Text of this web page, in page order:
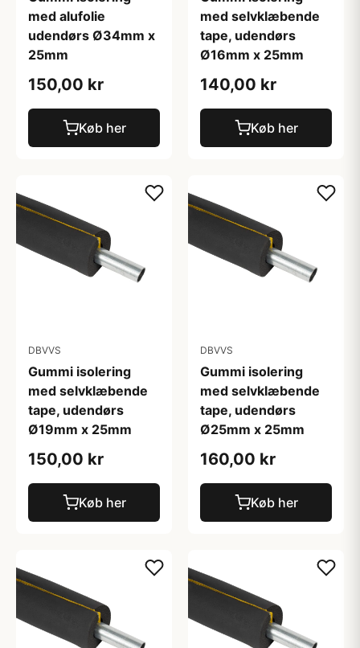
med alufolie
udendørs Ø34mm x
25mm
150,00 kr
Køb her
med selvklæbende
tape, udendørs
Ø16mm x 25mm
140,00 kr
Køb her
DBVVS
Gummi isolering
med selvklæbende
tape, udendørs
Ø19mm x 25mm
150,00 kr
Køb her
DBVVS
Gummi isolering
med selvklæbende
tape, udendørs
Ø25mm x 25mm
160,00 kr
Køb her